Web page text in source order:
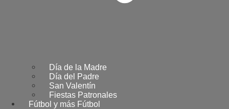
Día de la Madre
Día del Padre
San Valentín
Fiestas Patronales
Fútbol y más Fútbol